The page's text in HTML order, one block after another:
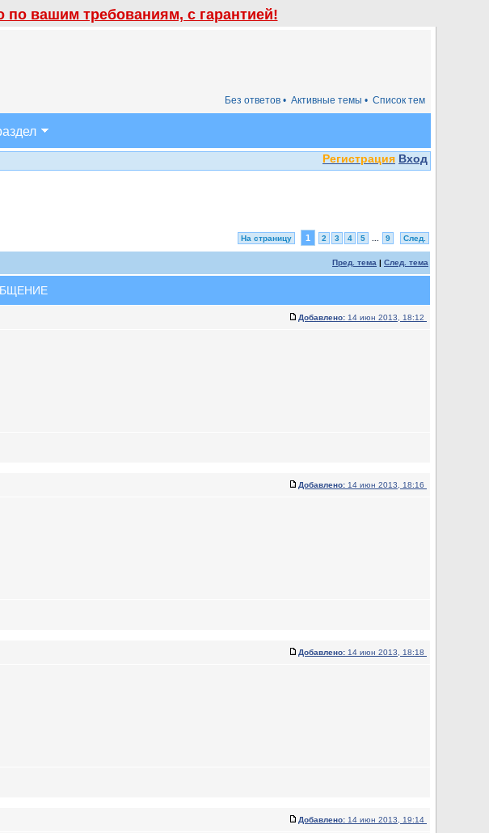
вашим требованиям, с гарантией!
Список тем
Активные темы •
Без ответов •
Регистрация Вход
На страницу 1 2 3 4 5 9 След.
Пред. тема | След. тема
Добавлено: 14 июн 2013, 18:12
Добавлено: 14 июн 2013, 18:16
Добавлено: 14 июн 2013, 18:18
Добавлено: 14 июн 2013, 19:14